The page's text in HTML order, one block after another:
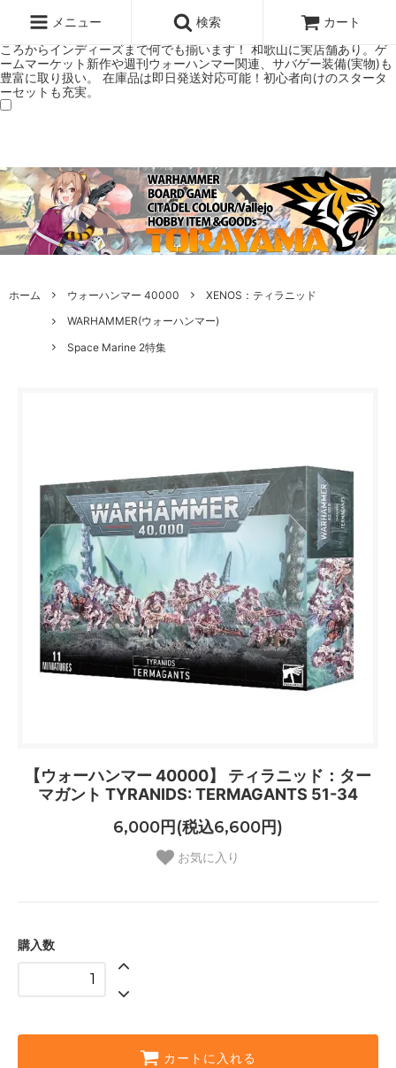
ミアムショップTORAYAMA。通販・オンラインショップです！ ウォー
ハンマーとボードゲームのことなら当店へ！ボードゲームもメジャーど
ころからインディーズまで何でも揃います！ 和歌山に実店舗あり。ゲ
ームマーケット新作や週刊ウォーハンマー関連、サバゲー装備(実物)も
豊富に取り扱い。 在庫品は即日発送対応可能！初心者向けのスタータ
ーセットも充実。
メニュー 検索 カート
ホーム ウォーハンマー 40000
XENOS：ティラニッド
WARHAMMER(ウォーハンマー)
Space Marine 2特集
【ウォーハンマー 40000】 ティラニッド：ター
マガント TYRANIDS: TERMAGANTS 51-34
6,000円(税込6,600円)
お気に入り
購入数
カートに入れる